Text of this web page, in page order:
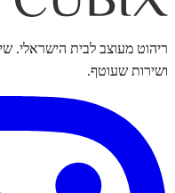
ריהוט מעוצב לבית הישראלי.
ושירות שעוטף.